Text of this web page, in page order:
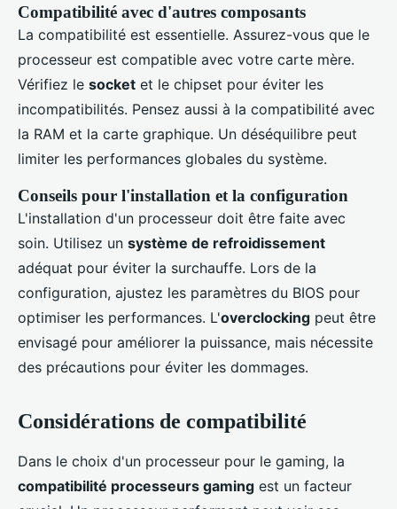
Compatibilité avec d'autres composants
La compatibilité est essentielle. Assurez-vous que le
processeur est compatible avec votre carte mère.
Vérifiez le socket et le chipset pour éviter les
incompatibilités. Pensez aussi à la compatibilité avec
la RAM et la carte graphique. Un déséquilibre peut
limiter les performances globales du système.
Conseils pour l'installation et la configuration
L'installation d'un processeur doit être faite avec
soin. Utilisez un système de refroidissement
adéquat pour éviter la surchauffe. Lors de la
configuration, ajustez les paramètres du BIOS pour
optimiser les performances. L'overclocking peut être
envisagé pour améliorer la puissance, mais nécessite
des précautions pour éviter les dommages.
Considérations de compatibilité
Dans le choix d'un processeur pour le gaming, la
compatibilité processeurs gaming est un facteur